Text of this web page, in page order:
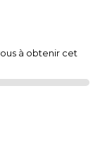
à obtenir cet